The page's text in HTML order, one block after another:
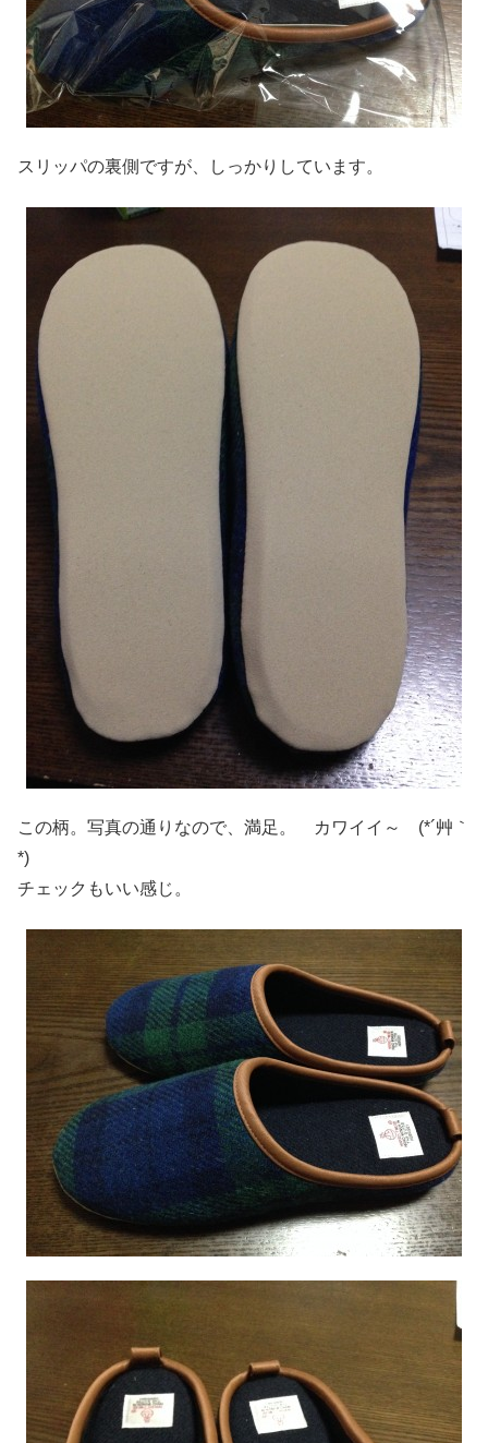
スリッパの裏側ですが、しっかりしています。
この柄。写真の通りなので、満足。 カワイイ～ (*´艸｀
*)
チェックもいい感じ。